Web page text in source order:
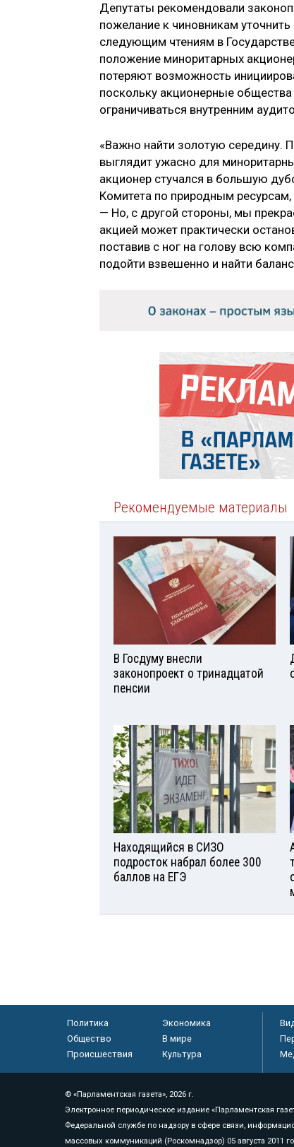
Депутаты рекомендовали
пожелание к чиновникам
следующим чтениям в
положение миноритарных
потеряют возможность
поскольку акционерные
ограничиваться внутренним
«Важно найти золотую середину.
выглядит ужасно для
акционер стучался в большую
Комитета по природным
— Но, с другой стороны, мы
акцией может практически
поставив с ног на голову всю
подойти взвешенно и найти
Рекомендуемые материалы
В Госдуму внесли
законопроект о тринадцатой
пенсии
Находящийся в СИЗО
подросток набрал более 300
баллов на ЕГЭ
Политика
Экономика
Общество
В мире
Происшествия
Культура
© «Парламентская газета», 2026 г.
Электронное периодическое издание «Парламентская
Федеральной службе по надзору в сфере связи,
массовых коммуникаций (Роскомнадзор) 05 августа 2011